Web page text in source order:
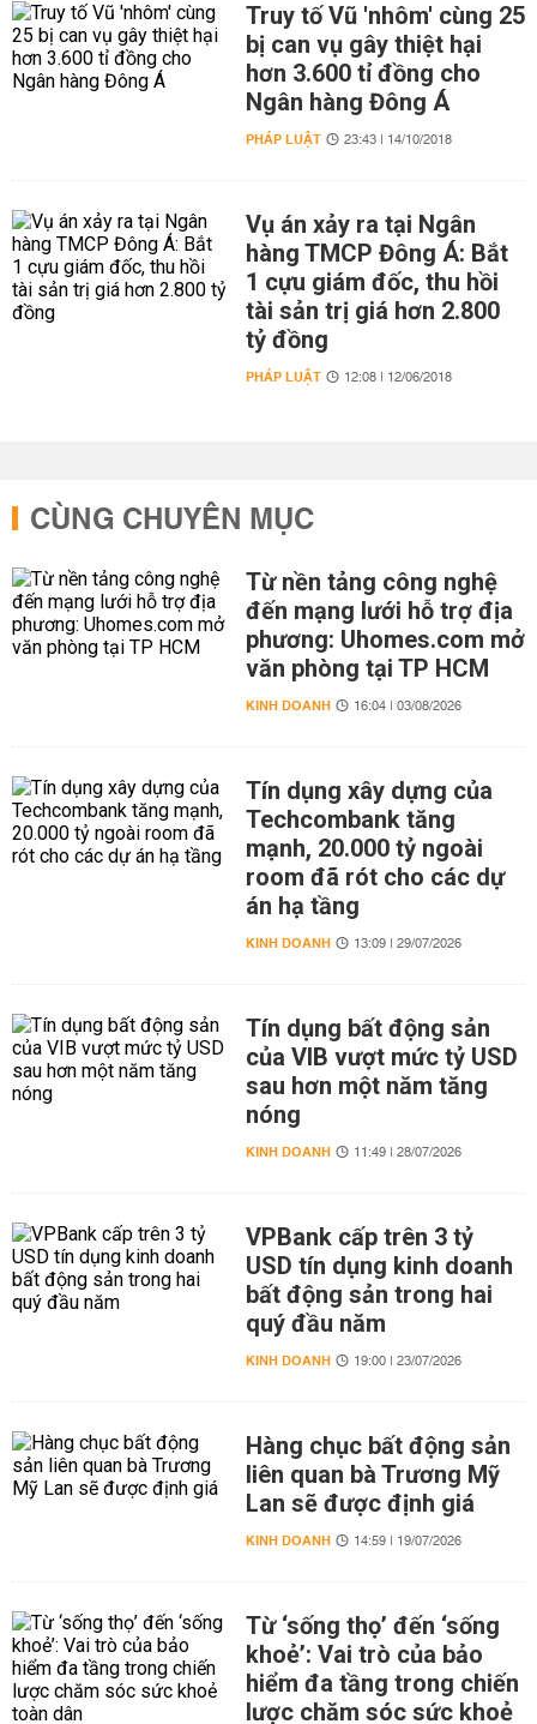
Truy tố Vũ 'nhôm' cùng 25
bị can vụ gây thiệt hại
hơn 3.600 tỉ đồng cho
Ngân hàng Đông Á
PHÁP LUẬT 23:43 | 14/10/2018
Vụ án xảy ra tại Ngân
hàng TMCP Đông Á: Bắt
1 cựu giám đốc, thu hồi
tài sản trị giá hơn 2.800
tỷ đồng
PHÁP LUẬT 12:08 | 12/06/2018
CÙNG CHUYÊN MỤC
Từ nền tảng công nghệ
đến mạng lưới hỗ trợ địa
phương: Uhomes.com mở
văn phòng tại TP HCM
KINH DOANH 16:04 | 03/08/2026
Tín dụng xây dựng của
Techcombank tăng
mạnh, 20.000 tỷ ngoài
room đã rót cho các dự
án hạ tầng
KINH DOANH 13:09 | 29/07/2026
Tín dụng bất động sản
của VIB vượt mức tỷ USD
sau hơn một năm tăng
nóng
KINH DOANH 11:49 | 28/07/2026
VPBank cấp trên 3 tỷ
USD tín dụng kinh doanh
bất động sản trong hai
quý đầu năm
KINH DOANH 19:00 | 23/07/2026
Hàng chục bất động sản
liên quan bà Trương Mỹ
Lan sẽ được định giá
KINH DOANH 14:59 | 19/07/2026
Từ ‘sống thọ’ đến ‘sống
khoẻ’: Vai trò của bảo
hiểm đa tầng trong chiến
lược chăm sóc sức khoẻ